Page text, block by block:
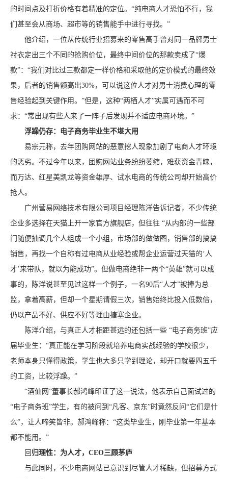
的时间点及打折价格有着精准的定位。“纯电商人才恐怕不行，我
们甚至会从商场、超市等的销售能手中进行寻找。”
他介绍，一位从传统行业招募来的零售高手曾对同一品牌男士
衬衣定出三个不同的抢购价位，最终中间价位的那款卖成了“爆
款”：“我们对比过三款都定一样价格和采取他的定价模式的最终效
果，后者的销售额高出30%，可以说这位人才对男士消费心理的零
售经验起到关键作用。”但是，这种“两栖人才”实属可遇而不可
求：“常出现有些人来了一阵子后发现并不适应电商环境。”
浮躁仍存：电子商务毕业生不堪大用
易宗元称，去年团购网站的恶意挖人现象加剧了电商人才环境
的恶劣。不过今年以来，团购网站业务纷纷萎缩，难获资金青睐，
而万达、红星美凯龙等资金雄厚、试水电商的传统公司却开始高价
抢人。
广州营易网络技术有限公司项目经理陈洋告诉记者，不少传统
企业多选择在天猫上开一家官方旗舰店，但往往 “从内部的一些部
门随便抽调几个人组成一个小组，市场部的做做图，销售部的搞搞
销售，再找一个自称有过电商从业经验或帮企业运营过天猫的‘人
才’来带队，就以为能成功”。但做电商绝非一两个“英雄”就可以成
事的，陈洋说甚至见过这样一个例子，一名90后“人才”被捧为总
监，拿着高薪，但却一个星期请假三次，销售始终比投入低数倍，
仍以产品不好、供应不好等理由搪塞企业。
陈洋介绍，与真正人才相距甚远的还包括一些 “电子商务班”应
届毕业生：“真正能在学习阶段就培养电商实战经验的学校很少，
老师本身只懂得政策，学生也大多只学到理论，却开口就要四五千
的工资，比较浮躁。”
“酒仙网”董事长郝鸿峰印证了这一说法，他表示自己面试过的
“电子商务班”学生，有的被问到“凡客、京东”时竟然反问“它们是什
么”，让人啼笑皆非。郝鸿峰称：“这类毕业生，刚毕业第一年基本
都不能用。”
回 归理性：为人才，CEO三顾茅庐
与此同时，不少电商网站已意识到尽管人才稀缺，但招募方式